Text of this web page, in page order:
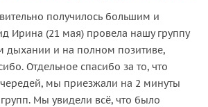
получилось большим и
Ирина (21 мая) провела нашу группу
дыхании и на полном позитиве,
Отдельное спасибо за то, что
мы приезжали на 2 минуты
Мы увидели всё, что было